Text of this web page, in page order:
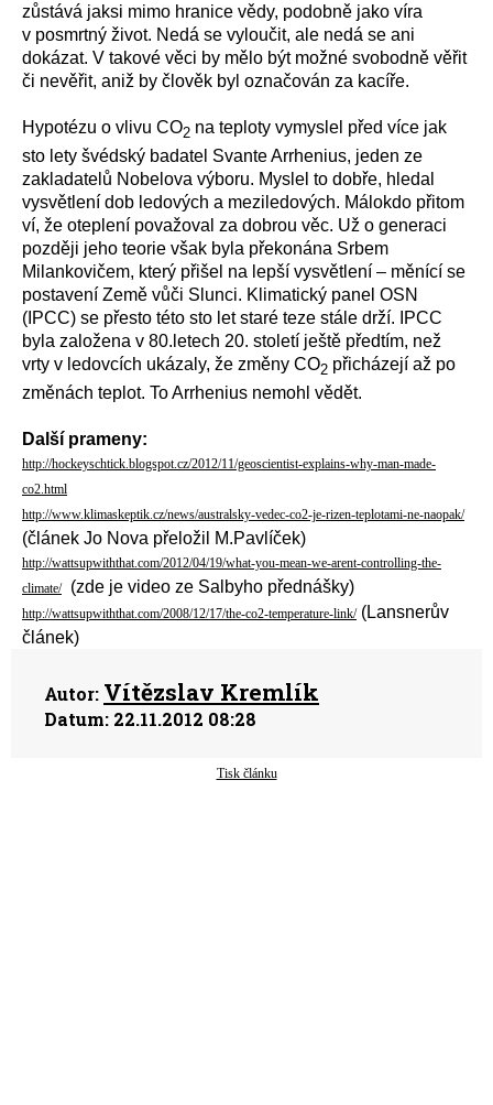
zůstává jaksi mimo hranice vědy, podobně jako víra
v posmrtný život. Nedá se vyloučit, ale nedá se ani
dokázat. V takové věci by mělo být možné svobodně věřit
či nevěřit, aniž by člověk byl označován za kacíře.
Hypotézu o vlivu CO2 na teploty vymyslel před více jak
sto lety švédský badatel Svante Arrhenius, jeden ze
zakladatelů Nobelova výboru. Myslel to dobře, hledal
vysvětlení dob ledových a meziledových. Málokdo přitom
ví, že oteplení považoval za dobrou věc. Už o generaci
později jeho teorie však byla překonána Srbem
Milankovičem, který přišel na lepší vysvětlení – měnící se
postavení Země vůči Slunci. Klimatický panel OSN
(IPCC) se přesto této sto let staré teze stále drží. IPCC
byla založena v 80.letech 20. století ještě předtím, než
vrty v ledovcích ukázaly, že změny CO2 přicházejí až po
změnách teplot. To Arrhenius nemohl vědět.
Další prameny:
http://hockeyschtick.blogspot.cz/2012/11/geoscientist-explains-why-man-made-
co2.html
http://www.klimaskeptik.cz/news/australsky-vedec-co2-je-rizen-teplotami-ne-naopak/
(článek Jo Nova přeložil M.Pavlíček)
http://wattsupwiththat.com/2012/04/19/what-you-mean-we-arent-controlling-the-
climate/(zde je video ze Salbyho přednášky)
http://wattsupwiththat.com/2008/12/17/the-co2-temperature-link/(Lansnerův
článek)
Autor: Vítězslav Kremlík
Datum: 22.11.2012 08:28
Tisk článku